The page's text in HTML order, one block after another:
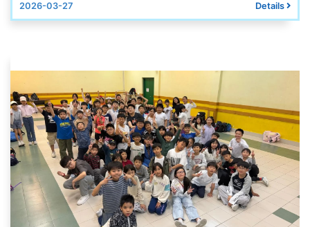
2026-03-27 Details